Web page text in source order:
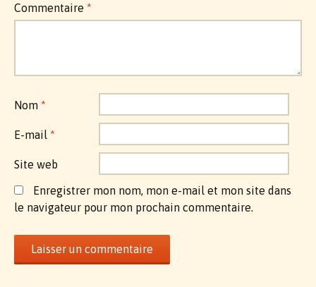
Commentaire *
Nom *
E-mail *
Site web
Enregistrer mon nom, mon e-mail et mon site dans
le navigateur pour mon prochain commentaire.